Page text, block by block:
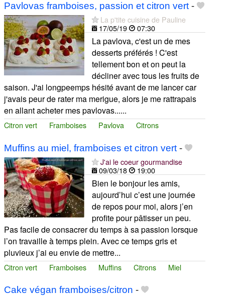
Pavlovas framboises, passion et citron vert-
La p'tite cuisine de Pauline
17/05/19
07:30
La pavlova, c'est un de mes
desserts préférés ! C'est
tellement bon et on peut la
décliner avec tous les fruits de
saison. J'ai longpeemps hésité avant de me lancer car
j'avais peur de rater ma merigue, alors je me rattrapais
en allant acheter mes pavlovas......
Citron vert Framboises Pavlova Citrons
Muffins au miel, framboises et citron vert-
J'ai le coeur gourmandise
09/03/18
19:00
Bien le bonjour les amis,
aujourd’hui c’est une journée
de repos pour moi, alors j’en
profite pour pâtisser un peu.
Pas facile de consacrer du temps à sa passion lorsque
l’on travaille à temps plein. Avec ce temps gris et
pluvieux j’ai eu envie de mettre...
Citron vert Framboises Muffins Citrons Miel
Cake végan framboises/citron -